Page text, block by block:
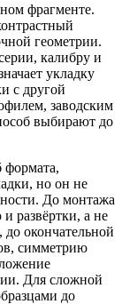
фрагменте.
геометрии.
калибру и
укладку
с другой
заводским
выбирают до
формата,
но он не
До монтажа
развёртки, а не
до окончательной
симметрию
Для сложной
до